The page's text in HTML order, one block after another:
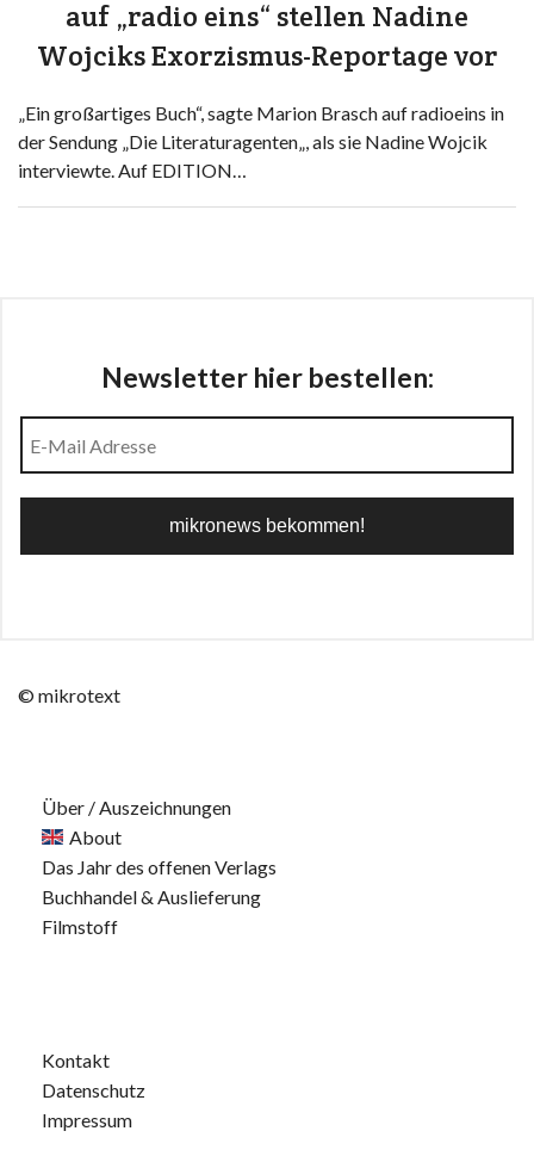
auf „radio eins“ stellen Nadine
Wojciks Exorzismus-Reportage vor
„Ein großartiges Buch“, sagte Marion Brasch auf radioeins in
der Sendung „Die Literaturagenten„, als sie Nadine Wojcik
interviewte. Auf EDITION…
Newsletter hier bestellen:
© mikrotext
Über / Auszeichnungen
About
Das Jahr des offenen Verlags
Buchhandel & Auslieferung
Filmstoff
Kontakt
Datenschutz
Impressum